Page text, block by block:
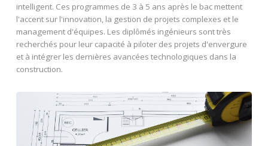
intelligent. Ces programmes de 3 à 5 ans après le bac mettent
l'accent sur l'innovation, la gestion de projets complexes et le
management d'équipes. Les diplômés ingénieurs sont très
recherchés pour leur capacité à piloter des projets d'envergure
et à intégrer les dernières avancées technologiques dans la
construction.